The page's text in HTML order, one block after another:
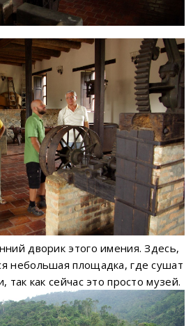
дворик этого имения. Здесь,
небольшая площадка, где сушат
как сейчас это просто музей.